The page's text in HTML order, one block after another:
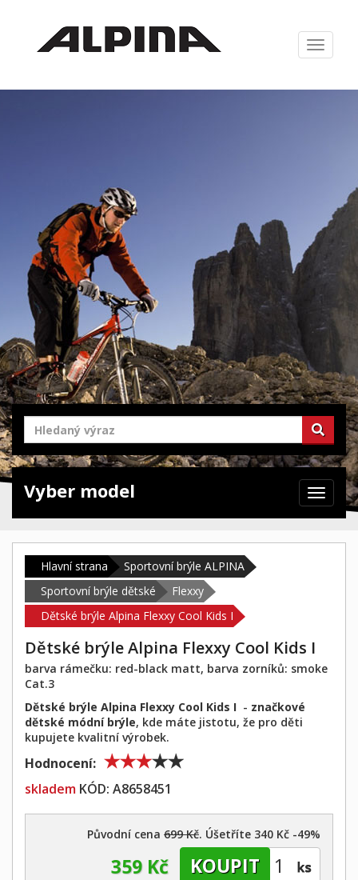
Zabrazit
navigaci
Zabrazit
navigaci
Vyber model
Hlavní strana
Sportovní brýle ALPINA
Sportovní brýle dětské
Flexxy
Dětské brýle Alpina Flexxy Cool Kids I
Dětské brýle Alpina Flexxy Cool Kids I
barva rámečku: red-black matt, barva zorníků: smoke
Cat.3
Dětské brýle Alpina Flexxy Cool Kids I - značkové
dětské módní brýle, kde máte jistotu, že pro děti
kupujete kvalitní výrobek.
Hodnocení:
skladem KÓD: A8658451
Původní cena 699 Kč. Úšetříte 340 Kč -49%
359 Kč